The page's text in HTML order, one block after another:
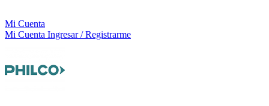
Mi Cuenta
Mi Cuenta Ingresar / Registrarme